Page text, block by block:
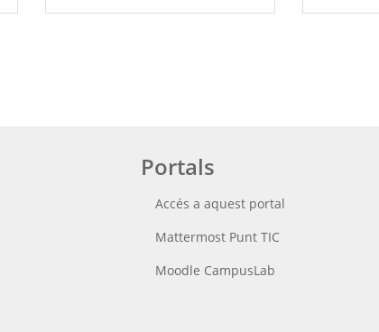
Portals
Accés a aquest portal
Mattermost Punt TIC
Moodle CampusLab